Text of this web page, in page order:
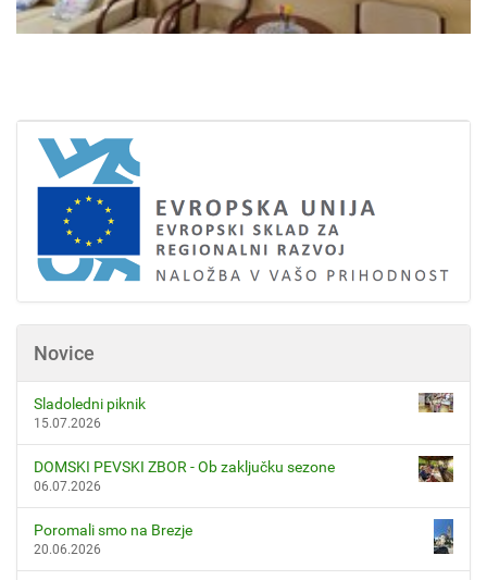
Novice
Sladoledni piknik
15.07.2026
DOMSKI PEVSKI ZBOR - Ob zaključku sezone
06.07.2026
Poromali smo na Brezje
20.06.2026